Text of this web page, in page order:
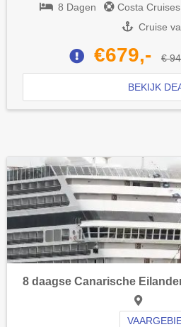
8 Dagen
Costa Cruises
Cruise
€679,- €
BEKIJK